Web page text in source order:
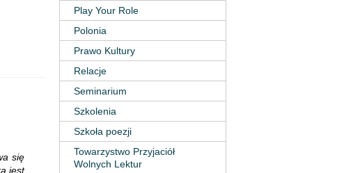
się
jest
Play Your Role
Polonia
Prawo Kultury
Relacje
Seminarium
Szkolenia
Szkoła poezji
Towarzystwo Przyjaciół
Wolnych Lektur